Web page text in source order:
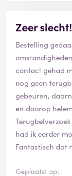
Zeer slecht!
Bestelling
contact gehad
nog geen
gebeuren,
en daarop
had ik eerder
Fantastisch dat
Geplaatst op: